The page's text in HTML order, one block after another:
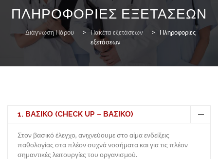
content
ΑΡΧΙΚΗ
ΥΠΗΡΕΣΊΕΣ
ΠΛΗΡΟΦΟΡΊΕΣ ΕΞΕΤΆΣΕΩΝ
Διάγνωση Πάρου > Πακέτα εξετάσεων >
Πληροφορίες
εξετάσεων
1. ΒΑΣΙΚΟ (CHECK UP – ΒΑΣΙΚΟ)
Στον βασικό έλεγχο, ανιχνεύουμε στο αίμα ενδείξεις
παθολογίας στα πλέον συχνά νοσήματα και για τις πλέον
σημαντικές λειτουργίες του οργανισμού.